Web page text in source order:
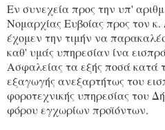
Εν συνεχεία προς την υπ'
Νομαρχίας Ευβοίας προς τον
έχομεν την τιμήν να
καθ' υμάς υπηρεσίαν ίνα
Ασφαλείας τα εξής ποσά κατά
εξαγωγής ανεξαρτήτως του
φοροτεχνικής υπηρεσίας του
φόρου εγχωρίων προϊόντων.